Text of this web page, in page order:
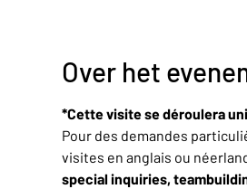
Over het
*Cette visite se déroulera
Pour des demandes
visites en anglais ou
special inquiries,